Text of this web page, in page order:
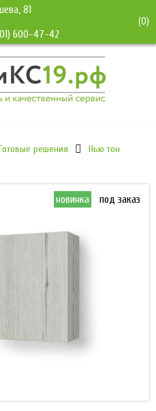
81
600-47-42
(0)
решения
Нью тон
новинка под заказ